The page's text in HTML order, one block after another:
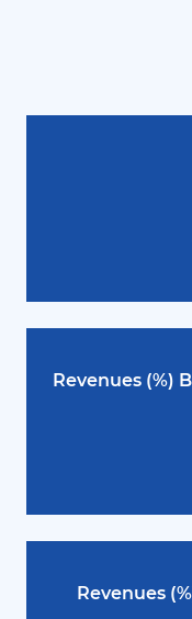
Revenues (%)
Revenues